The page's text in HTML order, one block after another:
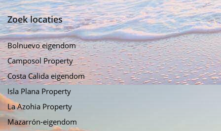
Zoek locaties
Bolnuevo eigendom
Camposol Property
Costa Calida eigendom
Isla Plana Property
La Azohia Property
Mazarrón-eigendom